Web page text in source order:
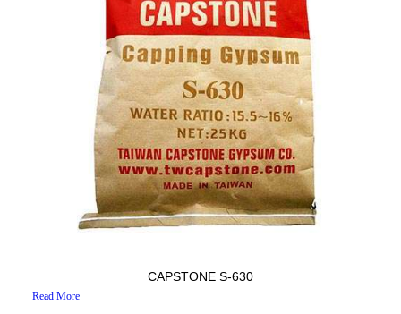
CAPSTONE S-630
Read More